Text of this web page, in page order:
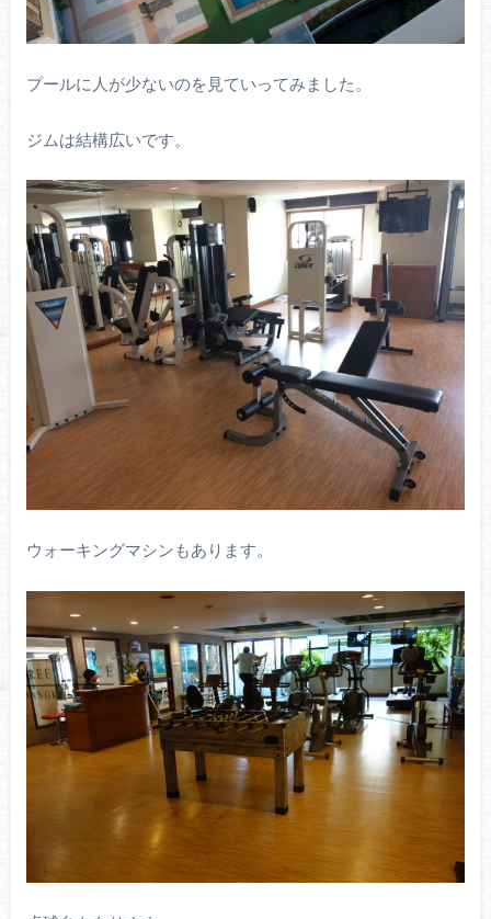
プールに人が少ないのを見ていってみました。
ジムは結構広いです。
ウォーキングマシンもあります。